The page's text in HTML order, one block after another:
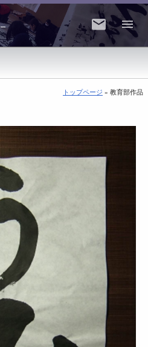
トップページ » 教育部作品